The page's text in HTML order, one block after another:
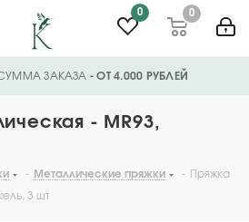
0 0
ЗАКАЗА - ОТ 4.000 РУБЛЕЙ
- MR93,
- Металлические пряжки - Пряжка
3 шт